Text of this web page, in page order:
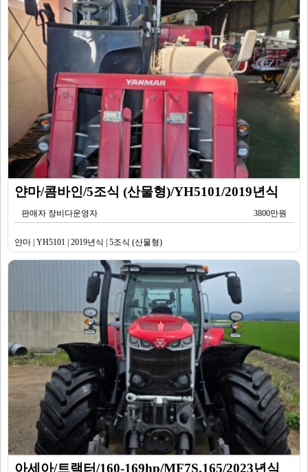
얀마/콤바인/5조식 (산물형)/YH5101/2019년식
판매자 장비다운영자 3800만원
얀마 | YH5101 | 2019년식 | 5조식 (산물형)
아세아/트랙터/160-169hp/MF7S.165/2023년식